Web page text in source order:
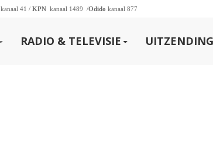
kanaal 41 / KPN kanaal 1489 /Odido kanaal 877
RADIO & TELEVISIE